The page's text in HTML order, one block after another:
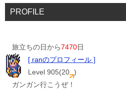
PROFILE
旅立ちの日から7470日
[ ranのプロフィール ]
Level 905(20 )
ガンガン行こうぜ！